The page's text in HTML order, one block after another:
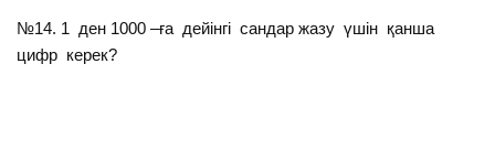
№14. 1 ден 1000 –ға дейінгі сандар жазу үшін қанша
цифр керек?